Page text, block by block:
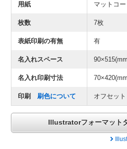
用紙 マットコ
枚数 7枚
表紙印刷の有無 有
名入れスペース
名入れ印刷寸法
印刷 刷色について オフセット
Illustratorフォーマット